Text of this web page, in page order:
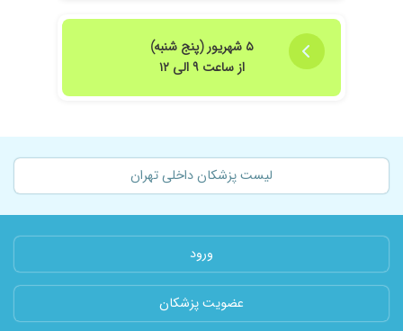
۵ شهریور (پنج شنبه)
از ساعت ۹ الی ۱۲
لیست پزشکان داخلی تهران
ورود
عضویت پزشکان